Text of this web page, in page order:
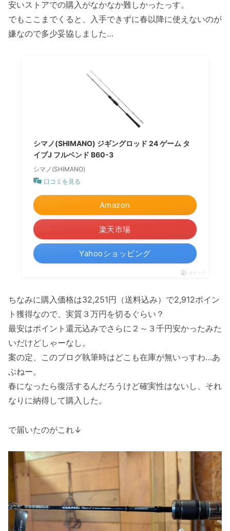
安いストアでの購入がなかなか難しかったっす。
でもここまでくると、入手できずに春以降に使えないのが
嫌なので多少妥協しました…
シマノ(SHIMANO) ジギングロッド 24 ゲーム タ
イプJ フルベンド B60-3
シマノ(SHIMANO)
口コミを見る
Amazon
楽天市場
Yahooショッピング
ポチップ
ちなみに購入価格は32,251円（送料込み）で2,912ポイン
ト獲得なので、実質３万円を切るぐらい？
最安はポイント還元込みでさらに２～３千円安かったみた
いだけどしゃーなし。
案の定、このブログ執筆時はどこも在庫が無いっすわ…あ
ぶねー。
春になったら復活するんだろうけど確実性はないし、それ
なりに納得して購入した。
で届いたのがこれ↓